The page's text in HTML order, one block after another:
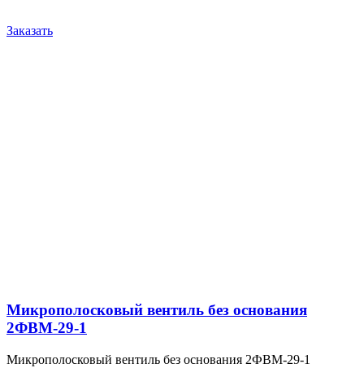
Заказать
Микрополосковый вентиль без основания
2ФВМ-29-1
Микрополосковый вентиль без основания 2ФВМ-29-1